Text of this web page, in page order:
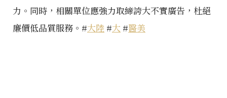
力。同時，相關單位應強力取締誇大不實廣告，杜絕
廉價低品質服務。#大陸 #大 #醫美